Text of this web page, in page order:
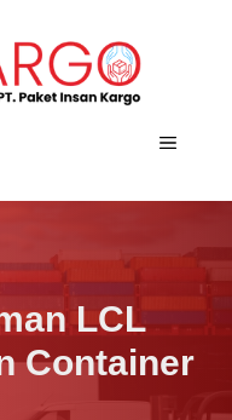
MENU
LCL
Container